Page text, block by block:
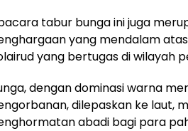
tabur bunga ini juga
yang mendalam
yang bertugas di wilayah
dengan dominasi warna
dilepaskan ke laut,
abadi bagi para